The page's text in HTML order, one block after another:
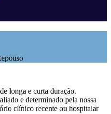
longa e curta duração.
e determinado pela nossa
clínico recente ou hospitalar